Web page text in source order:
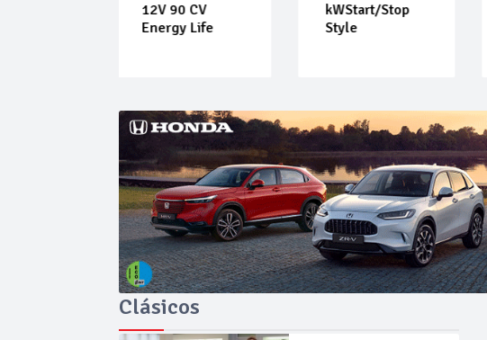
12V 90 CV
Energy Life
kWStart/Stop
Style
Clásicos